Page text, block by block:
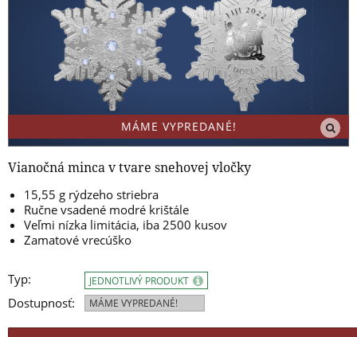
MÁME VYPREDANÉ!
Vianočná minca v tvare snehovej vločky
15,55 g rýdzeho striebra
Ručne vsadené modré krištále
Veľmi nízka limitácia, iba 2500 kusov
Zamatové vrecúško
Typ:
Dostupnosť:
JEDNOTLIVÝ PRODUKT
MÁME VYPREDANÉ!